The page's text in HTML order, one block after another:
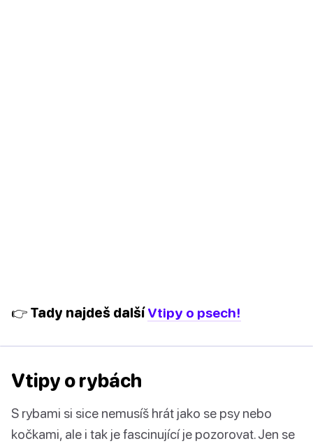
👉 Tady najdeš dalšíVtipy o psech!
Vtipy o rybách
S rybami si sice nemusíš hrát jako se psy nebo
kočkami, ale i tak je fascinující je pozorovat. Jen se